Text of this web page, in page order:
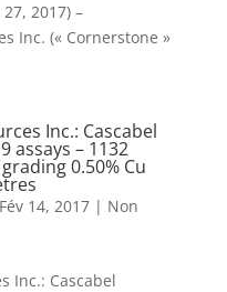
2017) –
Inc. (« Cornerstone »
Inc.: Cascabel
assays – 1132
0.50% Cu
Fév 14, 2017| Non
Inc.: Cascabel